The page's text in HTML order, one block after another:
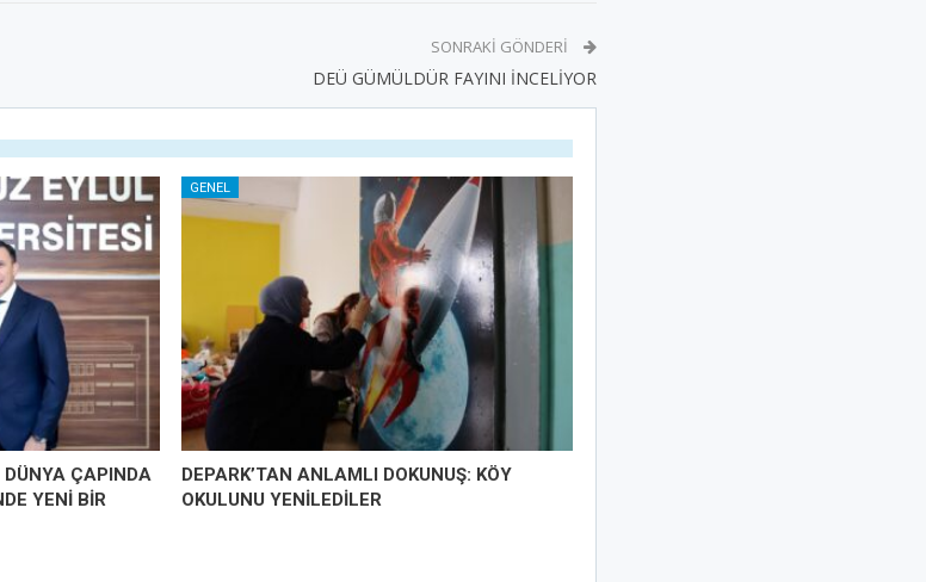
SONRAKI GÖNDERI
DEÜ GÜMÜLDÜR FAYINI İNCELİYOR
DÜNYA ÇAPINDA
YENİ BİR
GENEL
DEPARK’TAN ANLAMLI DOKUNUŞ: KÖY
OKULUNU YENİLEDİLER